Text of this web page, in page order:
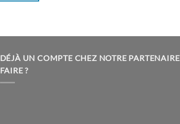
variations.
Les
options
DÉJÀ UN COMPTE CHEZ NOTRE PARTENAIRE
FAIRE ?